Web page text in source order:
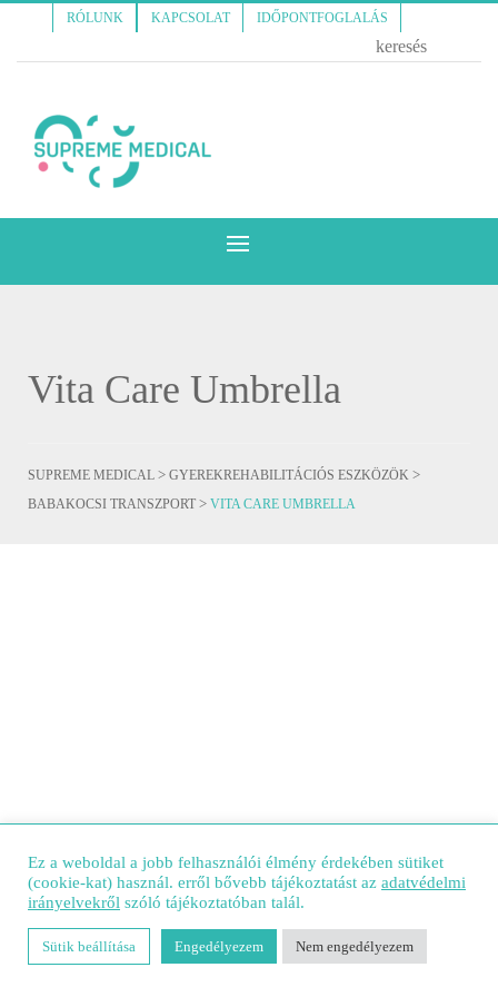
RÓLUNK KAPCSOLAT IDŐPONTFOGLALÁS
Vita Care Umbrella
SUPREME MEDICAL > GYEREKREHABILITÁCIÓS ESZKÖZÖK >
BABAKOCSI TRANSZPORT > VITA CARE UMBRELLA
Ez a weboldal a jobb felhasználói élmény érdekében sütiket
(cookie-kat) használ. erről bővebb tájékoztatást az adatvédelmi
irányelvekről szóló tájékoztatóban talál.
Sütik beállítása Engedélyezem Nem engedélyezem